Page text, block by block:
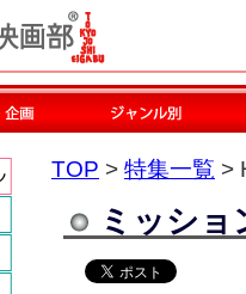
TOP > 特集一覧 >
ミッシ